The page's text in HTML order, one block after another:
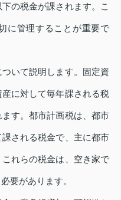
の税金が課されます。こ
に管理することが重要で
いて説明します。固定資
に対して毎年課される税
す。都市計画税は、都市
される税金で、主に都市
れらの税金は、空き家で
要があります。